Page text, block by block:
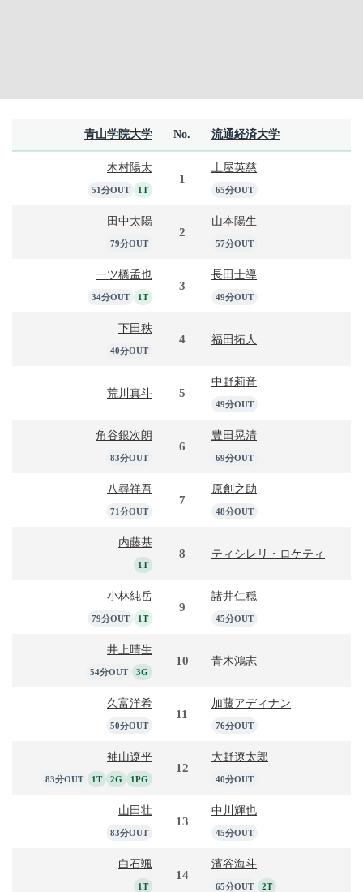
青山学院大学 No. 流通経済大学
木村陽太
51分OUT 1T
1
土屋英慈
65分OUT
田中太陽
79分OUT
2
山本陽生
57分OUT
一ツ橋孟也
34分OUT 1T
3
長田士導
49分OUT
下田秩
40分OUT
4 福田拓人
荒川真斗 5
中野莉音
49分OUT
角谷銀次朗
83分OUT
6
豊田晃清
69分OUT
八尋祥吾
71分OUT
7
原創之助
48分OUT
内藤基
1T
8 ティシレリ・ロケティ
小林純岳
79分OUT 1T
9
諸井仁穏
45分OUT
井上晴生
54分OUT 3G
10 青木鴻志
久富洋希
50分OUT
11
加藤アディナン
76分OUT
袖山遼平
83分OUT 1T 2G 1PG
12
大野遼太郎
40分OUT
山田壮
83分OUT
13
中川輝也
45分OUT
白石颯
1T
14
濱谷海斗
65分OUT 2T